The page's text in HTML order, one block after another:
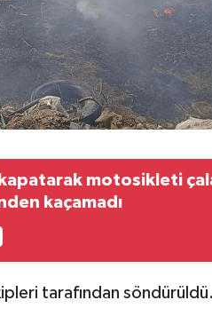
motosikleti
kaçamadı
tarafından söndürüldü.